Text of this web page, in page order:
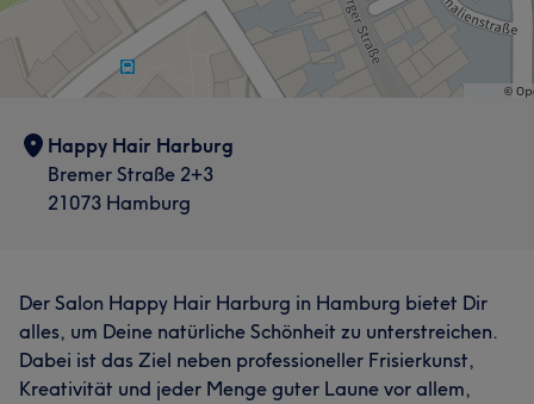
5
Happy Hair Harburg
Bremer Straße 2+3
21073 Hamburg
Der Salon Happy Hair Harburg in Hamburg bietet Dir
alles, um Deine natürliche Schönheit zu unterstreichen.
Dabei ist das Ziel neben professioneller Frisierkunst,
Kreativität und jeder Menge guter Laune vor allem,